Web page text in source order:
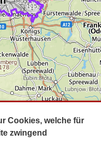
Cookies, welche für
zwingend